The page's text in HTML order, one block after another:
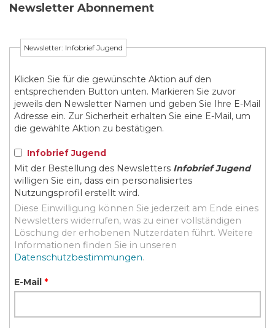
Newsletter Abonnement
Newsletter: Infobrief Jugend
Klicken Sie für die gewünschte Aktion auf den
entsprechenden Button unten. Markieren Sie zuvor
jeweils den Newsletter Namen und geben Sie Ihre E-Mail
Adresse ein. Zur Sicherheit erhalten Sie eine E-Mail, um
die gewählte Aktion zu bestätigen.
Infobrief Jugend
Mit der Bestellung des Newsletters Infobrief Jugend
willigen Sie ein, dass ein personalisiertes
Nutzungsprofil erstellt wird.
Diese Einwilligung können Sie jederzeit am Ende eines
Newsletters widerrufen, was zu einer vollständigen
Löschung der erhobenen Nutzerdaten führt. Weitere
Informationen finden Sie in unseren
Datenschutzbestimmungen.
E-Mail *